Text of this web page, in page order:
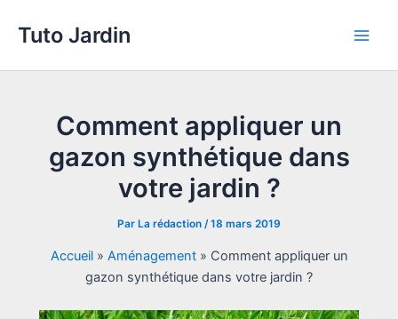
Tuto Jardin
Comment appliquer un
gazon synthétique dans
votre jardin ?
Par La rédaction /18 mars 2019
Accueil» Aménagement» Comment appliquer un
gazon synthétique dans votre jardin ?